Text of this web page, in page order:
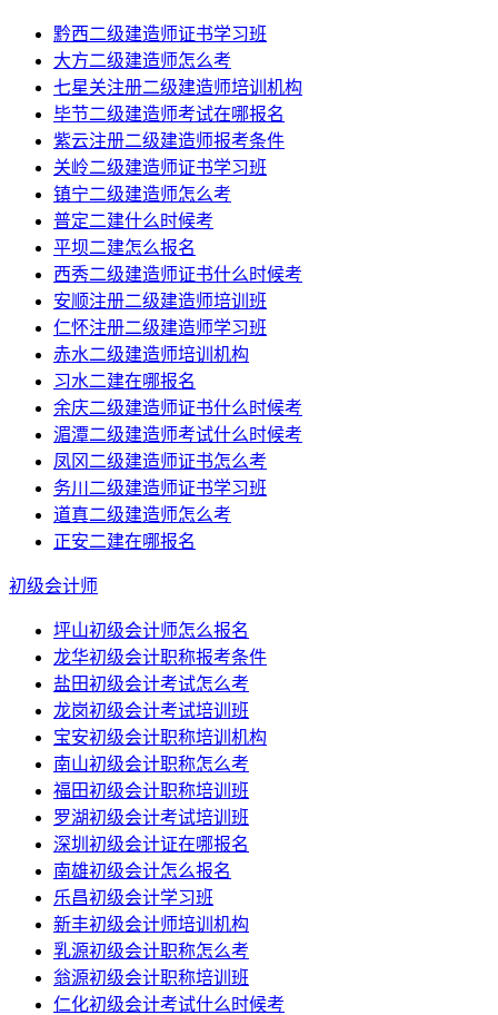
黔西二级建造师证书学习班
大方二级建造师怎么考
七星关注册二级建造师培训机构
毕节二级建造师考试在哪报名
紫云注册二级建造师报考条件
关岭二级建造师证书学习班
镇宁二级建造师怎么考
普定二建什么时候考
平坝二建怎么报名
西秀二级建造师证书什么时候考
安顺注册二级建造师培训班
仁怀注册二级建造师学习班
赤水二级建造师培训机构
习水二建在哪报名
余庆二级建造师证书什么时候考
湄潭二级建造师考试什么时候考
凤冈二级建造师证书怎么考
务川二级建造师证书学习班
道真二级建造师怎么考
正安二建在哪报名
初级会计师
坪山初级会计师怎么报名
龙华初级会计职称报考条件
盐田初级会计考试怎么考
龙岗初级会计考试培训班
宝安初级会计职称培训机构
南山初级会计职称怎么考
福田初级会计职称培训班
罗湖初级会计考试培训班
深圳初级会计证在哪报名
南雄初级会计怎么报名
乐昌初级会计学习班
新丰初级会计师培训机构
乳源初级会计职称怎么考
翁源初级会计职称培训班
仁化初级会计考试什么时候考